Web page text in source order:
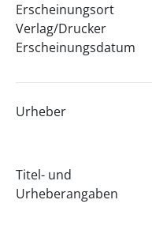
Erscheinungsort
Verlag/Drucker
Erscheinungsdatum
Urheber
Titel- und
Urheberangaben